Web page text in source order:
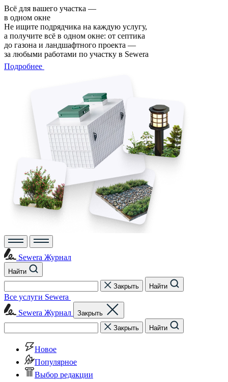
Всё для вашего участка —
в одном окне
Не ищите подрядчика на каждую услугу,
а получите всё в одном окне: от септика
до газона и ландшафтного проекта —
за любыми работами по участку в Sewera
Подробнее
Sewera Журнал
Найти
Закрыть
Найти
Все услуги Sewera
Sewera Журнал
Закрыть
Закрыть
Найти
Новое
Популярное
Выбор редакции